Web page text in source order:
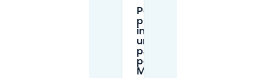
Posso
prenotare
in anticipo
un
parcheggio
per il DDR
Museum?